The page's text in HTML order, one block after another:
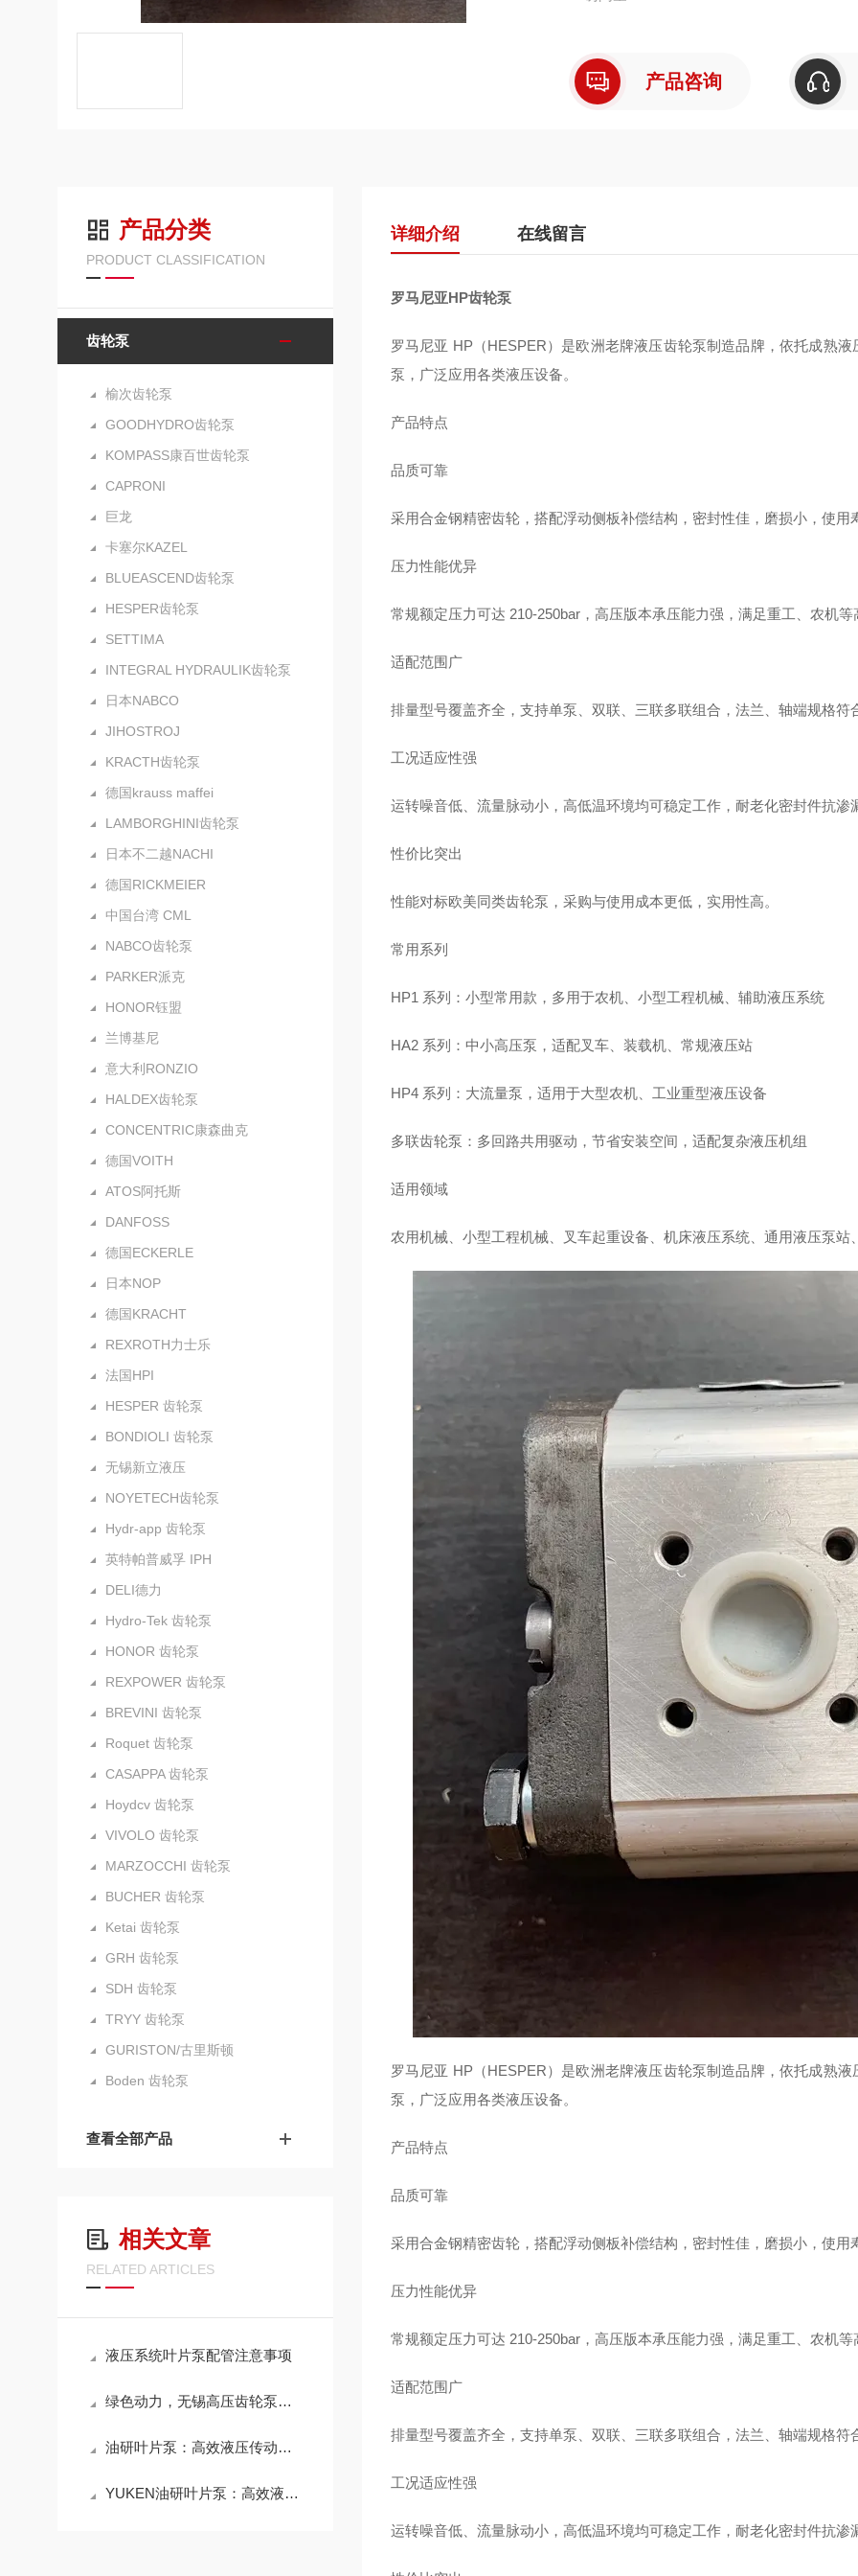
产品咨询
产品分类
PRODUCT CLASSIFICATION
齿轮泵
榆次齿轮泵
GOODHYDRO齿轮泵
KOMPASS康百世齿轮泵
CAPRONI
巨龙
卡塞尔KAZEL
BLUEASCEND齿轮泵
HESPER齿轮泵
SETTIMA
INTEGRAL HYDRAULIK齿轮泵
日本NABCO
JIHOSTROJ
KRACTH齿轮泵
德国krauss maffei
LAMBORGHINI齿轮泵
日本不二越NACHI
德国RICKMEIER
中国台湾 CML
NABCO齿轮泵
PARKER派克
HONOR钰盟
兰博基尼
意大利RONZIO
HALDEX齿轮泵
CONCENTRIC康森曲克
德国VOITH
ATOS阿托斯
DANFOSS
德国ECKERLE
日本NOP
德国KRACHT
REXROTH力士乐
法国HPI
HESPER 齿轮泵
BONDIOLI 齿轮泵
无锡新立液压
NOYETECH齿轮泵
Hydr-app 齿轮泵
英特帕普威孚 IPH
DELI德力
Hydro-Tek 齿轮泵
HONOR 齿轮泵
REXPOWER 齿轮泵
BREVINI 齿轮泵
Roquet 齿轮泵
CASAPPA 齿轮泵
Hoydcv 齿轮泵
VIVOLO 齿轮泵
MARZOCCHI 齿轮泵
BUCHER 齿轮泵
Ketai 齿轮泵
GRH 齿轮泵
SDH 齿轮泵
TRYY 齿轮泵
GURISTON/古里斯顿
Boden 齿轮泵
查看全部产品
相关文章
RELATED ARTICLES
液压系统叶片泵配管注意事项
绿色动力，无锡高压齿轮泵：能效与环保的双重飞跃
油研叶片泵：高效液压传动的重要元件
YUKEN油研叶片泵：高效液压传动的重要组成部分
详细介绍 在线留言
罗马尼亚HP齿轮泵
罗马尼亚 HP（HESPER）是欧洲老牌液压齿轮泵制造品牌，依托成熟
泵，广泛应用各类液压设备。
产品特点
品质可靠
采用合金钢精密齿轮，搭配浮动侧板补偿结构，密封性佳，磨损小，使用
压力性能优异
常规额定压力可达 210-250bar，高压版本承压能力强，满足重工、农机
适配范围广
排量型号覆盖齐全，支持单泵、双联、三联多联组合，法兰、轴端规格符
工况适应性强
运转噪音低、流量脉动小，高低温环境均可稳定工作，耐老化密封件抗渗
性价比突出
性能对标欧美同类齿轮泵，采购与使用成本更低，实用性高。
常用系列
HP1 系列：小型常用款，多用于农机、小型工程机械、辅助液压系统
HA2 系列：中小高压泵，适配叉车、装载机、常规液压站
HP4 系列：大流量泵，适用于大型农机、工业重型液压设备
多联齿轮泵：多回路共用驱动，节省安装空间，适配复杂液压机组
适用领域
农用机械、小型工程机械、叉车起重设备、机床液压系统、通用液压泵站
罗马尼亚 HP（HESPER）是欧洲老牌液压齿轮泵制造品牌，依托成熟
泵，广泛应用各类液压设备。
产品特点
品质可靠
采用合金钢精密齿轮，搭配浮动侧板补偿结构，密封性佳，磨损小，使用
压力性能优异
常规额定压力可达 210-250bar，高压版本承压能力强，满足重工、农机
适配范围广
排量型号覆盖齐全，支持单泵、双联、三联多联组合，法兰、轴端规格符
工况适应性强
运转噪音低、流量脉动小，高低温环境均可稳定工作，耐老化密封件抗渗